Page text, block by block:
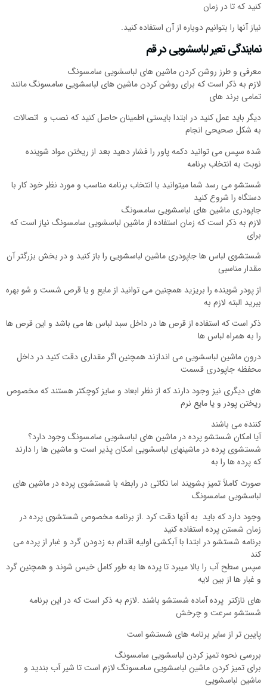
کنید که تا در زمان
نیاز آنها را بتوانیم دوباره از آن استفاده کنید.
نمایندگی تعیر لباسشویی در قم
معرفی و طرز روشن کردن ماشین های لباسشویی سامسونگ
لازم به ذکر است که برای روشن کردن ماشین های لباسشویی سامسونگ مانند
تمامی برند های
دیگر باید عمل کنید در ابتدا بایستی اطمینان حاصل کنید که نصب و اتصالات
به شکل صحیحی انجام
شده سپس می توانید دکمه پاور را فشار دهید بعد از ریختن مواد شوینده
نوبت به انتخاب برنامه
شستشو می رسد شما میتوانید با انتخاب برنامه مناسب و مورد نظر خود کار با
دستگاه را شروع کنید
جاپودری ماشین های لباسشویی سامسونگ
لازم به ذکر است که زمان استفاده از ماشین لباسشویی سامسونگ نیاز است که
برای
شستشوی لباس ها جاپودری ماشین لباسشویی را باز کنید و در بخش بزرگتر آن
مقدار مناسبی
از پودر شوینده را بریزید همچنین می توانید از مایع و یا قرص شست و شو بهره
ببرید البته لازم به
ذکر است که استفاده از قرص ها در داخل سبد لباس ها می باشد و این قرص ها
را به همراه لباس ها
درون ماشین لباسشویی می اندازند همچنین اگر مقداری دقت کنید در داخل
محفظه جاپودری قسمت
های دیگری نیز وجود دارند که از نظر ابعاد و سایز کوچکتر هستند که مخصوص
ریختن پودر و یا مایع نرم
کننده می باشند
آیا امکان شستشو پرده در ماشین های لباسشویی سامسونگ وجود دارد؟
شستشوی پرده در ماشینهای لباسشویی امکان پذیر است و ماشین ها را دارند
که پرده ها را به
صورت کاملاً تمیز بشویند اما نکاتی در رابطه با شستشوی پرده در ماشین های
لباسشویی سامسونگ
وجود دارد که باید به آنها دقت کرد .از برنامه مخصوص شستشوی پرده در
زمان شستن پرده استفاده کنید
برنامه شستشو در ابتدا با آبکشی اولیه اقدام به زدودن گرد و غبار از پرده می
کند
سپس سطح آب را بالا میبرد تا پرده ها به طور کامل خیس شوند و همچنین گرد
و غبار ها از بین لایه
های نازکتر پرده آماده شستشو باشند .لازم به ذکر است که در این برنامه
شستشو سرعت و چرخش
پایین تر از سایر برنامه های شستشو است
بررسی نحوه تمیز کردن لباسشویی سامسونگ
برای تمیز کردن ماشین لباسشویی سامسونگ لازم است تا شیر آب بندید و
ماشین لباسشویی